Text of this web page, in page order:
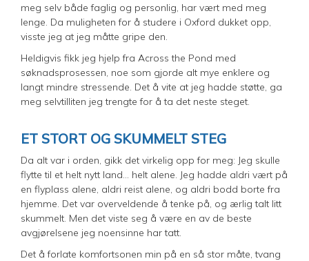
meg selv både faglig og personlig, har vært med meg
lenge. Da muligheten for å studere i Oxford dukket opp,
visste jeg at jeg måtte gripe den.
Heldigvis fikk jeg hjelp fra Across the Pond med
søknadsprosessen, noe som gjorde alt mye enklere og
langt mindre stressende. Det å vite at jeg hadde støtte, ga
meg selvtilliten jeg trengte for å ta det neste steget.
ET STORT OG SKUMMELT STEG
Da alt var i orden, gikk det virkelig opp for meg: Jeg skulle
flytte til et helt nytt land... helt alene. Jeg hadde aldri vært på
en flyplass alene, aldri reist alene, og aldri bodd borte fra
hjemme. Det var overveldende å tenke på, og ærlig talt litt
skummelt. Men det viste seg å være en av de beste
avgjørelsene jeg noensinne har tatt.
Det å forlate komfortsonen min på en så stor måte, tvang